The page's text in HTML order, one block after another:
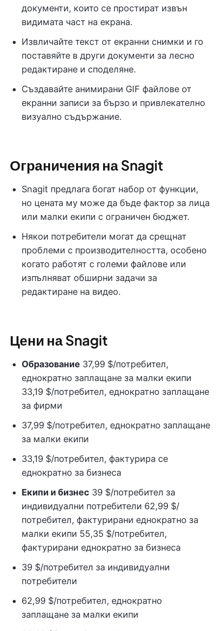
документи, които се простират извън
видимата част на екрана.
Извличайте текст от екранни снимки и го
поставяйте в други документи за лесно
редактиране и споделяне.
Създавайте анимирани GIF файлове от
екранни записи за бързо и привлекателно
визуално съдържание.
Ограничения на Snagit
Snagit предлага богат набор от функции,
но цената му може да бъде фактор за лица
или малки екипи с ограничен бюджет.
Някои потребители могат да срещнат
проблеми с производителността, особено
когато работят с големи файлове или
изпълняват обширни задачи за
редактиране на видео.
Цени на Snagit
Образование 37,99 $/потребител,
еднократно заплащане за малки екипи
33,19 $/потребител, еднократно заплащане
за фирми
37,99 $/потребител, еднократно заплащане
за малки екипи
33,19 $/потребител, фактурира се
еднократно за бизнеса
Екипи и бизнес 39 $/потребител за
индивидуални потребители 62,99 $/
потребител, фактурирани еднократно за
малки екипи 55,35 $/потребител,
фактурирани еднократно за бизнеса
39 $/потребител за индивидуални
потребители
62,99 $/потребител, еднократно
заплащане за малки екипи